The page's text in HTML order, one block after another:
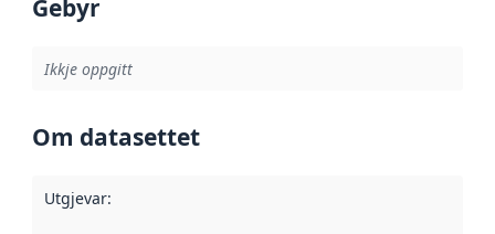
Gebyr
Ikkje oppgitt
Om datasettet
Utgjevar: